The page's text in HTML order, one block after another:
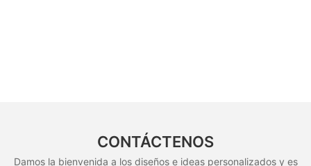
CONTÁCTENOS
Damos la bienvenida a los diseños e ideas personalizados y es